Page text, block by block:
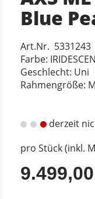
Blue
Art.Nr. 5331243
Farbe:
Geschlecht: Uni
Rahmengröße:
derzeit
pro Stück (inkl.